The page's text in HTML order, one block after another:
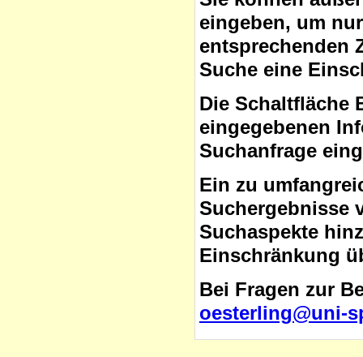
eingeben, um
entsprechenden
Suche eine
Die Schaltfläche
eingegebenen
Suchanfrage
Ein zu
Suchergebnisse
Suchaspekte
Einschränkung
Bei Fragen zur
oesterling@uni-